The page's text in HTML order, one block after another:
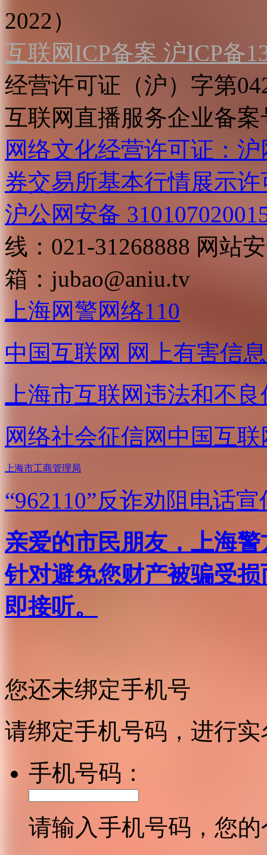
2022）
互联网ICP备案 沪ICP备
经营许可证（沪）字第
互联网直播服务企业备案
网络文化经营许可证：
券交易所基本行情展示许
沪公网安备
线：021-31268888 网站
箱： jubao@aniu.tv
上海网警网络110
中国互联网 网上有害信
上海市互联网违法和不
网络社会征信网 中国互
上海市工商管理局
“962110”反诈劝阻电话宣
亲爱的市民朋友，上海
针对避免您财产被骗受
即接听。
您还未绑定手机号
请绑定手机号码，进行
手机号码：
请输入手机号码，您